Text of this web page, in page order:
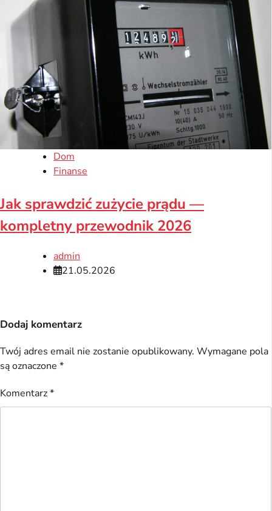
Dom
Finanse
Jak sprawdzić zużycie prądu —
kompletny przewodnik 2026
admin
21.05.2026
Dodaj komentarz
Twój adres email nie zostanie opublikowany. Wymagane pola
są oznaczone *
Komentarz*